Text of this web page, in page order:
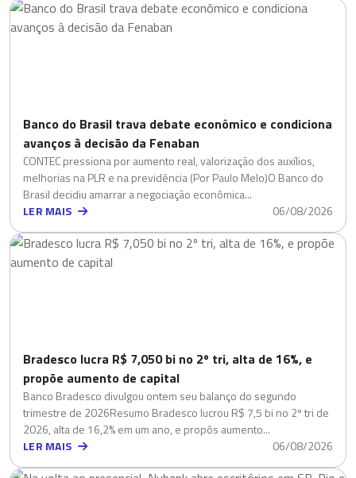
Banco do Brasil trava debate econômico e condiciona
avanços à decisão da Fenaban
CONTEC pressiona por aumento real, valorização dos auxílios,
melhorias na PLR e na previdência (Por Paulo Melo)O Banco do
Brasil decidiu amarrar a negociação econômica...
LER MAIS
06/08/2026
Bradesco lucra R$ 7,050 bi no 2º tri, alta de 16%, e
propõe aumento de capital
Banco Bradesco divulgou ontem seu balanço do segundo
trimestre de 2026Resumo Bradesco lucrou R$ 7,5 bi no 2º tri de
2026, alta de 16,2% em um ano, e propôs aumento...
LER MAIS
06/08/2026